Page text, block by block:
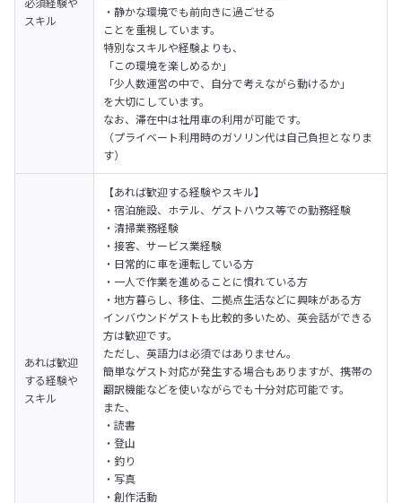
スキル
・静かな環境でも前向きに過ごせる
ことを重視しています。
特別なスキルや経験よりも、
「この環境を楽しめるか」
「少人数運営の中で、自分で考えながら動けるか」
を大切にしています。
なお、滞在中は社用車の利用が可能です。
（プライベート利用時のガソリン代は自己負担となりま
す）
あれば歓迎
する経験や
スキル
【あれば歓迎する経験やスキル】
・宿泊施設、ホテル、ゲストハウス等での勤務経験
・清掃業務経験
・接客、サービス業経験
・日常的に車を運転している方
・一人で作業を進めることに慣れている方
・地方暮らし、移住、二拠点生活などに興味がある方
インバウンドゲストも比較的多いため、英会話ができる
方は歓迎です。
ただし、英語力は必須ではありません。
簡単なゲスト対応が発生する場合もありますが、携帯の
翻訳機能などを使いながらでも十分対応可能です。
また、
・読書
・登山
・釣り
・写真
・創作活動